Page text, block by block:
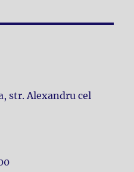
str. Alexandru cel